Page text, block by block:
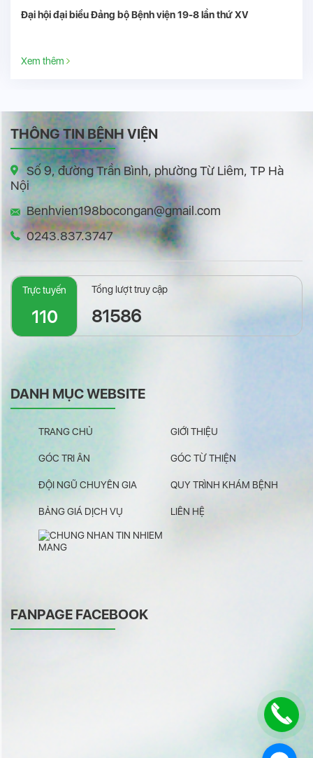
Đảng bộ Bệnh viện 19-8 lần thứ XV
THÔNG TIN BỆNH VIỆN
Số 9, đường Trần Bình, phường Từ Liêm, TP Hà
Nội
Benhvien198bocongan@gmail.com
0243.837.3747
Trực tuyến
110
Tổng lượt truy cập
81586
DANH MỤC WEBSITE
TRANG CHỦ GIỚI THIỆU
GÓC TRI ÂN GÓC TỪ THIỆN
ĐỘI NGŨ CHUYÊN GIA QUY TRÌNH KHÁM BỆNH
BẢNG GIÁ DỊCH VỤ LIÊN HỆ
FANPAGE FACEBOOK